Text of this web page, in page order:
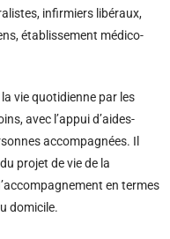
infirmiers libéraux,
établissement médico-
vie quotidienne par les
avec l’appui d’aides-
accompagnées. Il
projet de vie de la
en termes
domicile.